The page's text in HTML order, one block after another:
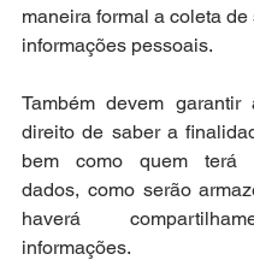
maneira formal a coleta de
informações pessoais.
Também devem
direito de saber a
bem como quem terá
dados, como serão
haverá
informações.